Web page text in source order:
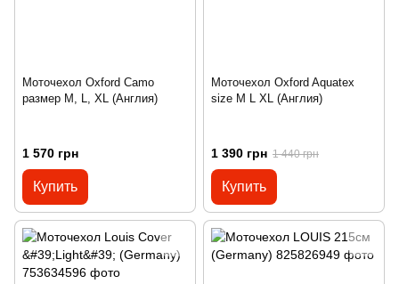
Моточехол Oxford Camo
размер M, L, XL (Англия)
1 570 грн
Купить
Моточехол Oxford Aquatex
size M L XL (Англия)
1 390 грн 1 440 грн
Купить